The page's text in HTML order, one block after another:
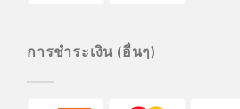
การชำระเงิน (อื่นๆ)